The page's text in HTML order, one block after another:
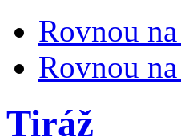
Rovnou
Rovnou
Tiráž